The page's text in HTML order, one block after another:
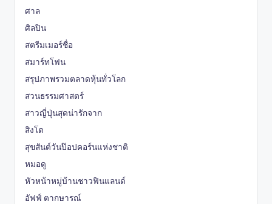
ศาล
ศิลปิน
สตรีมเมอร์ชื่อ
สมาร์ทโฟน
สรุปภาพรวมตลาดหุ้นทั่วโลก
สวนธรรมศาสตร์
สาวญี่ปุ่นสุดน่ารักจาก
สิงโต
สุขสันต์วันป๊อปคอร์นแห่งชาติ
หมอดู
หัวหน้าหมู่บ้านชาวฟินแลนด์
อัฟฟ์ ตากษารณ์